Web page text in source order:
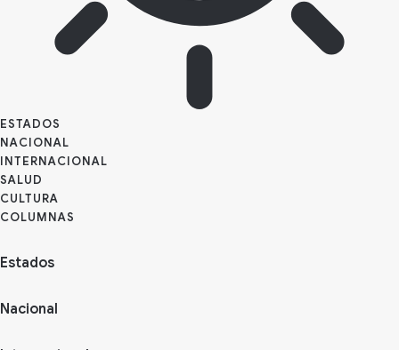
ESTADOS
NACIONAL
INTERNACIONAL
SALUD
CULTURA
Estados
Nacional